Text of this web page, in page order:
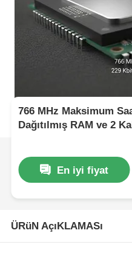
766 MHz Maksimum
Dağıtılmış RAM ve 2
En iyi fiyat
ÜRüN AçıKLAMASı